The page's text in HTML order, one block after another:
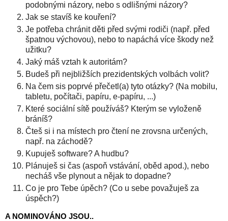
podobnými názory, nebo s odlišnými názory?
Jak se stavíš ke kouření?
Je potřeba chránit děti před svými rodiči (např. před
špatnou výchovou), nebo to napáchá více škody než
užitku?
Jaký máš vztah k autoritám?
Budeš při nejbližších prezidentských volbách volit?
Na čem sis poprvé přečetl(a) tyto otázky? (Na mobilu,
tabletu, počítači, papíru, e-papíru, ...)
Které sociální sítě používáš? Kterým se vyloženě
bráníš?
Čteš si i na místech pro čtení ne zrovsna určených,
např. na záchodě?
Kupuješ software? A hudbu?
Plánuješ si čas (aspoň vstávání, oběd apod.), nebo
necháš vše plynout a nějak to dopadne?
Co je pro Tebe úpěch? (Co u sebe považuješ za
úspěch?)
A NOMINOVÁNO JSOU..